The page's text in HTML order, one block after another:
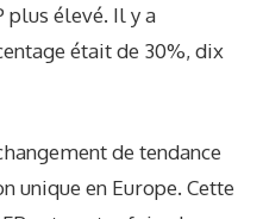
plus élevé. Il y a
était de 30%, dix
de tendance
unique en Europe. Cette